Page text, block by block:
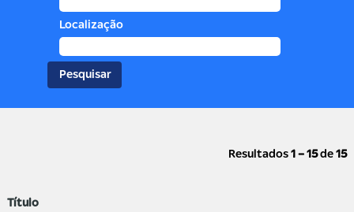
Localização
Resultados 1 – 15de 15
Título